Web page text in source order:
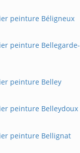
peinture Béligneux
peinture Bellegarde-
peinture Belley
peinture Belleydoux
peinture Bellignat